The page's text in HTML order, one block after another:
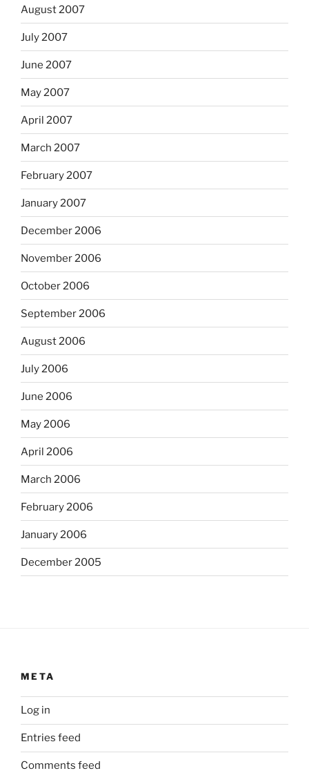
August 2007
July 2007
June 2007
May 2007
April 2007
March 2007
February 2007
January 2007
December 2006
November 2006
October 2006
September 2006
August 2006
July 2006
June 2006
May 2006
April 2006
March 2006
February 2006
January 2006
December 2005
META
Log in
Entries feed
Comments feed